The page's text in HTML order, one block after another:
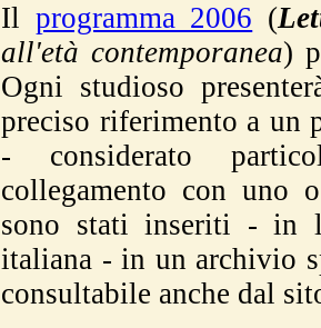
Il programma 2006 (
all'età contemporanea)
Ogni studioso
preciso riferimento a un
- considerato
collegamento con uno
sono stati inseriti - in
italiana - in un archivio
consultabile anche dal